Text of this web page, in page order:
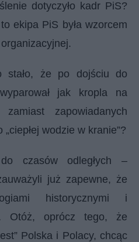
dotyczyło kadr PiS?
ekipa PiS była wzorcem
że po dojściu do
jak kropla na
zapowiadanych
wodzie w kranie”?
czasów odległych –
już zapewne, że
historycznymi i
Otóż, oprócz tego, że
Polska i Polacy, chcąc